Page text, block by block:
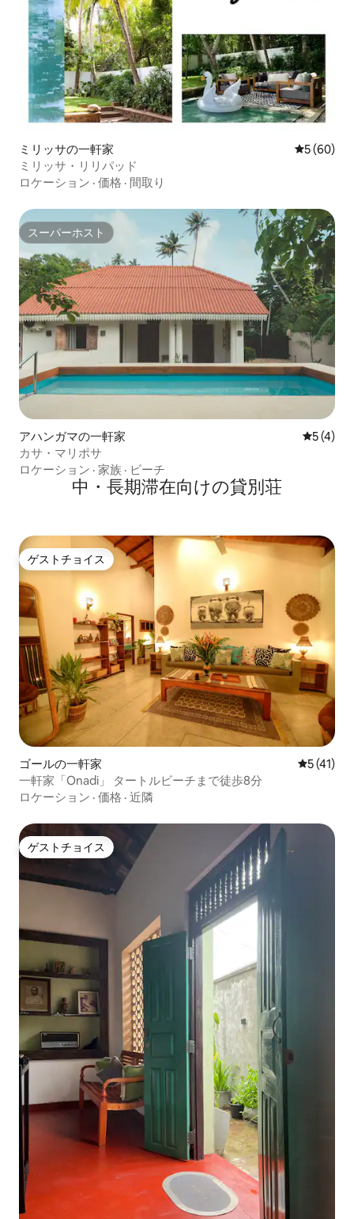
ミリッサの一軒家 レビュー
5 (60)
ミリッサ・リリパッド
ロケーション · 価格 · 間取り
スーパーホスト
スーパーホスト
アハンガマの一軒家 レビュー
5 (4)
カサ・マリポサ
ロケーション · 家族 · ビーチ
中・長期滞在向けの貸別荘
ゲストチョイス
ゲストチョイス
ゴールの一軒家 レビュー
5 (41)
一軒家「Onadi」 タートルビーチまで徒歩8分
ロケーション · 価格 · 近隣
ゲストチョイス
ゲストチョイス